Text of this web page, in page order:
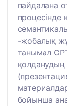
пайдалана
процесінде
-жобалық
танымал
қолданудың
бойынша